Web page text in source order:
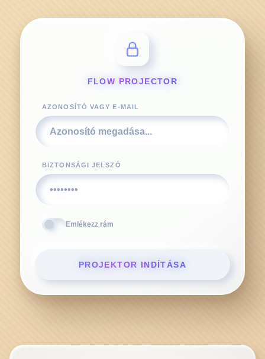
FLOW PROJECTOR
AZONOSÍTÓ VAGY E-MAIL
BIZTONSÁGI JELSZÓ
Emlékezz rám
PROJEKTOR INDÍTÁSA